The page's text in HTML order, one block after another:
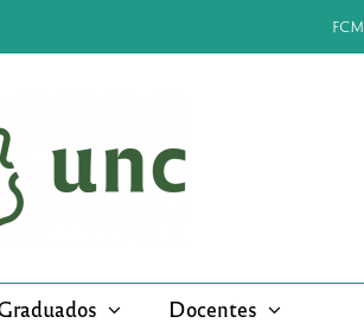
FCM
Docentes